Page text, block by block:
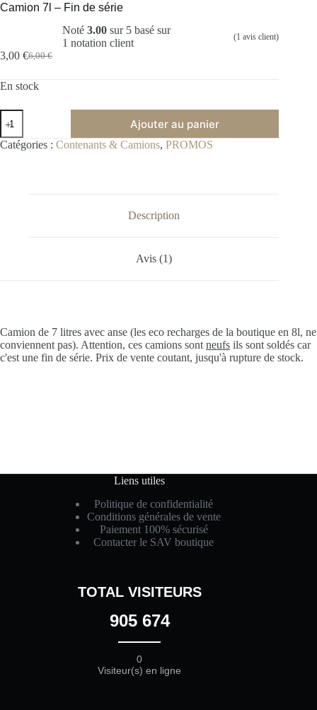
Camion 7l – Fin de série
Noté 3.00sur 5 basé sur
1 notation client
(1 avis client)
6,00€
3,00 €
En stock
Ajouter au panier
A
Catégories : Contenants & Camions, PROMOS
Description
Avis (1)
Camion de 7 litres avec anse (les eco recharges de la boutique en 8l, ne
conviennent pas). Attention, ces camions sont neufs ils sont soldés car
c'est une fin de série. Prix de vente coutant, jusqu'à rupture de stock.
Liens utiles
Politique de confidentialité
Conditions générales de vente
Paiement 100% sécurisé
Contacter le SAV boutique
TOTAL VISITEURS
905 674
0
Visiteur(s) en ligne